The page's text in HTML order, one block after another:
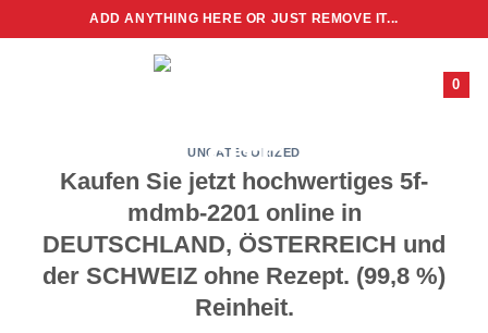
to
ADD ANYTHING HERE OR JUST REMOVE IT...
0
UNCATEGORIZED
Kaufen Sie jetzt hochwertiges 5f-
mdmb-2201 online in
DEUTSCHLAND, ÖSTERREICH und
der SCHWEIZ ohne Rezept. (99,8 %)
Reinheit.